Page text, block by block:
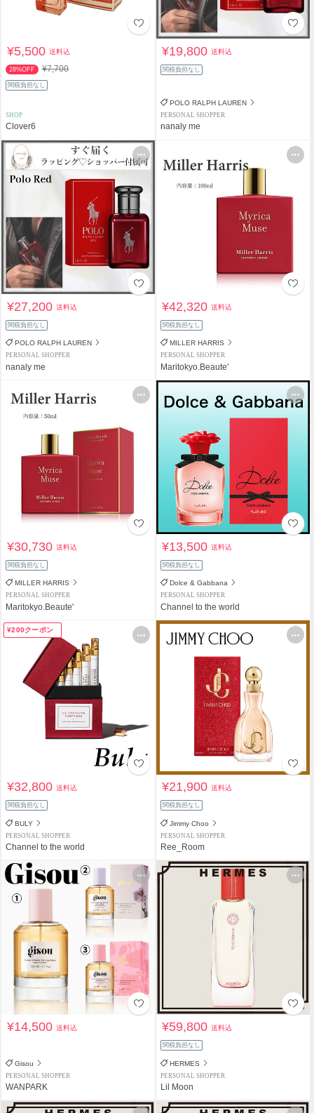
¥5,500送料込
28%OFF ¥7,700
関税負担なし
SHOP
Clover6
¥19,800送料込
関税負担なし
POLO RALPH LAUREN
PERSONAL SHOPPER
nanaly me
¥27,200送料込
関税負担なし
POLO RALPH LAUREN
PERSONAL SHOPPER
nanaly me
¥42,320送料込
関税負担なし
MILLER HARRIS
PERSONAL SHOPPER
Maritokyo.Beaute'
¥30,730送料込
関税負担なし
MILLER HARRIS
PERSONAL SHOPPER
Maritokyo.Beaute'
¥13,500送料込
関税負担なし
Dolce & Gabbana
PERSONAL SHOPPER
Channel to the world
¥200クーポン
¥32,800送料込
関税負担なし
BULY
PERSONAL SHOPPER
Channel to the world
¥21,900送料込
関税負担なし
Jimmy Choo
PERSONAL SHOPPER
Ree_Room
¥14,500送料込
Gisou
PERSONAL SHOPPER
WANPARK
¥59,800送料込
関税負担なし
HERMES
PERSONAL SHOPPER
Lil Moon